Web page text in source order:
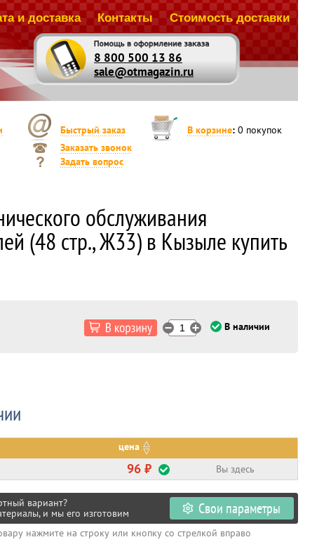
8 800 500 13 86
sale@otmagazin.ru
и доставка Контакты Стоимость доставки
Быстрый заказ В корзине: 0 покупок
Заказать звонок
Задать вопрос
обслуживания
(48 стр., Ж33) в Кызыле купить
В наличии
цена
96 ₽ Вы здесь
вариант?
и мы его изготовим
Свои параметры
нажмите на строку или кнопку со стрелкой вправо